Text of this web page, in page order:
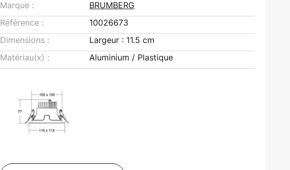
Marque :
BRUMBERG
Référence :
10026673
Dimensions :
Largeur : 11.5 cm
Matériau(x) :
Aluminium / Plastique